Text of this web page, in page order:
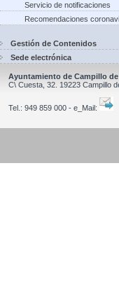
Servicio de notificaciones
Recomendaciones
Gestión de Contenidos
Sede electrónica
Ayuntamiento de Campillo de
C\ Cuesta, 32. 19223 Campillo
Tel.: 949 859 000 - e_Mail: